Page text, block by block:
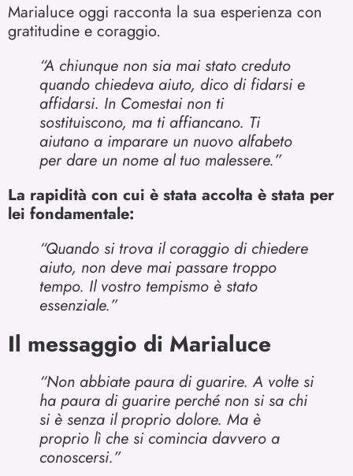
Marialuce oggi racconta la sua esperienza con
gratitudine e coraggio.
“A chiunque non sia mai stato creduto
quando chiedeva aiuto, dico di fidarsi e
affidarsi. In Comestai non ti
sostituiscono, ma ti affiancano. Ti
aiutano a imparare un nuovo alfabeto
per dare un nome al tuo malessere.”
La rapidità con cui è stata accolta è stata per
lei fondamentale:
“Quando si trova il coraggio di chiedere
aiuto, non deve mai passare troppo
tempo. Il vostro tempismo è stato
essenziale.”
Il messaggio di Marialuce
“Non abbiate paura di guarire. A volte si
ha paura di guarire perché non si sa chi
si è senza il proprio dolore. Ma è
proprio lì che si comincia davvero a
conoscersi.”